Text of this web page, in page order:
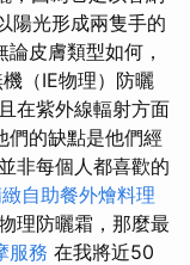
陽光形成兩隻手的
皮膚類型如何，
（IE物理）防曬
在紫外線輻射方面
們的缺點是他們經
非每個人都喜歡的
自助餐外燴料理
理防曬霜，那麼最
服務 在我將近50